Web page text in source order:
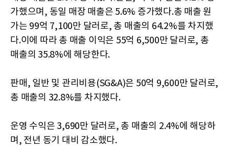
가했으며, 동일 매장 매출은 5.6% 증가했다.총 매출 원
가는 99억 7,100만 달러로, 총 매출의 64.2%를 차지했
다.이에 따라 총 매출 이익은 55억 6,500만 달러로, 총
매출의 35.8%에 해당한다.
판매, 일반 및 관리비용(SG&A)은 50억 9,600만 달러로,
총 매출의 32.8%를 차지했다.
운영 수익은 3,690만 달러로, 총 매출의 2.4%에 해당하
며, 전년 동기 대비 감소했다.